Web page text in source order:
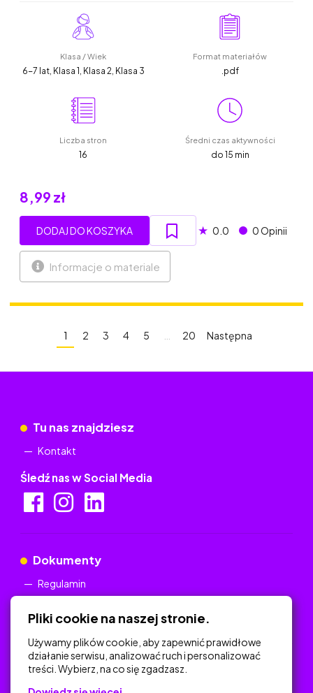
Klasa / Wiek
6-7 lat, Klasa 1, Klasa 2, Klasa 3
Format materiałów
.pdf
Liczba stron
16
Średni czas aktywności
do 15 min
8,99 zł
DODAJ DO KOSZYKA ★ 0.0 0 Opinii
Informacje o materiale
1 2 3 4 5 20 Następna
Tu nas znajdziesz
Kontakt
Śledź nas w Social Media
Dokumenty
Regulamin
Na skróty
Pliki cookie na naszej stronie.
Używamy plików cookie, aby zapewnić prawidłowe
działanie serwisu, analizować ruch i personalizować
treści. Wybierz, na co się zgadzasz.